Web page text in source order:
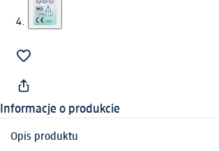
Informacje o produkcie
Opis produktu